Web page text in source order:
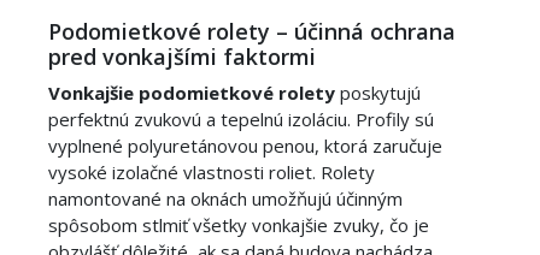
Podomietkové rolety – účinná ochrana
pred vonkajšími faktormi
Vonkajšie podomietkové rolety poskytujú
perfektnú zvukovú a tepelnú izoláciu. Profily sú
vyplnené polyuretánovou penou, ktorá zaručuje
vysoké izolačné vlastnosti roliet. Rolety
namontované na oknách umožňujú účinným
spôsobom stlmiť všetky vonkajšie zvuky, čo je